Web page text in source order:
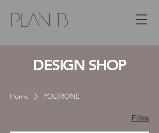
DESIGN SHOP
Home POLTRONE
Filtra